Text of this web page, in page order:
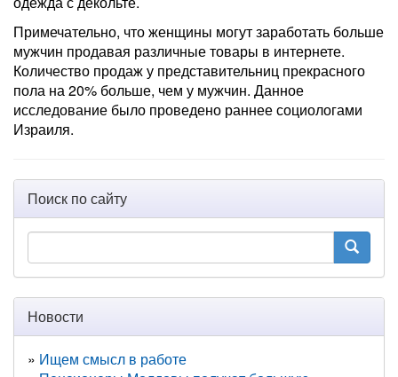
Примечательно, что женщины могут заработать больше
мужчин продавая различные товары в интернете.
Количество продаж у представительниц прекрасного
пола на 20% больше, чем у мужчин. Данное
исследование было проведено раннее социологами
Израиля.
Поиск по сайту
Новости
Ищем смысл в работе